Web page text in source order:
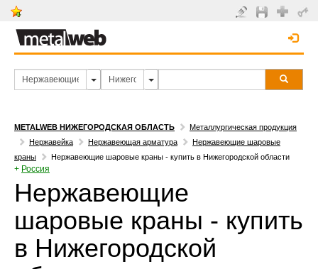
METALWEB НИЖЕГОРОДСКАЯ ОБЛАСТЬ
Металлургическая продукция
Нержавейка
Нержавеющая арматура
Нержавеющие шаровые
краны
Нержавеющие шаровые краны - купить в Нижегородской области
+ Россия
Нержавеющие
шаровые краны - купить
в Нижегородской